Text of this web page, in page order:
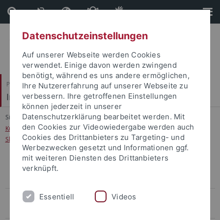
Direkt
zum
Inhalt
Direkt
zur
Fußleiste
Philosophische Fakultät
Indologie
Sie sind hier: Startseite
...
Kutiyattam: Living Sanskrit Theater in the Kerala Tradition (GIF; Oberlin &
Shulman)
Farbpräferenzen – ein interdisziplinäres Forschungsvorhaben
Kutiyattam: Living Sanskrit Theater in the Kerala Tradition (GIF;
Datenschutzeinstellungen
Auf unserer Webseite werden Cookies
verwendet. Einige davon werden zwingend
benötigt, während es uns andere ermöglichen,
Ihre Nutzererfahrung auf unserer Webseite zu
verbessern. Ihre getroffenen Einstellungen
können jederzeit in unserer
Datenschutzerklärung bearbeitet werden. Mit
den Cookies zur Videowiedergabe werden auch
Cookies des Drittanbieters zu Targeting- und
Werbezwecken gesetzt und Informationen ggf.
mit weiteren Diensten des Drittanbieters
verknüpft.
Essentiell Videos